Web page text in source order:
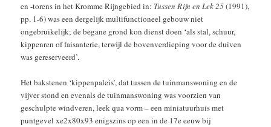
en -torens in het Kromme Rijngebied in: Tussen Rijn en Lek 25(1991),
pp. 1-6) was een dergelijk multifunctioneel gebouw niet
ongebruikelijk; de begane grond kon dienst doen ‘als stal, schuur,
kippenren of faisanterie, terwijl de bovenverdieping voor de duiven
was gereserveerd’.
Het bakstenen ‘kippenpaleis’, dat tussen de tuinmanswoning en de
vijver stond en evenals de tuinmanswoning was voorzien van
geschulpte windveren, leek qua vorm – een miniatuurhuis met
puntgevel xe2x80x93 enigszins op een in de 17e eeuw bij